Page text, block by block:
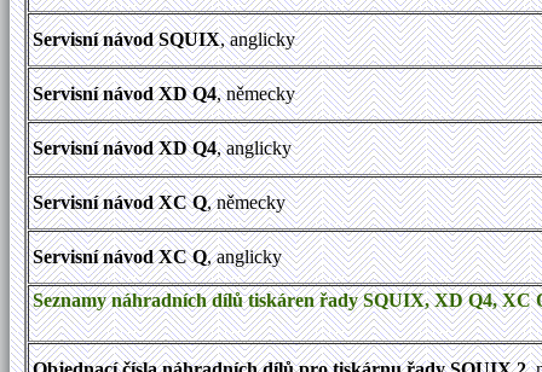
Servisní návod SQUIX, anglicky
Servisní návod XD Q4, německy
Servisní návod XD Q4, anglicky
Servisní návod XC Q, německy
Servisní návod XC Q, anglicky
Seznamy náhradních dílů tiskáren řady SQUIX, XD Q4, XC